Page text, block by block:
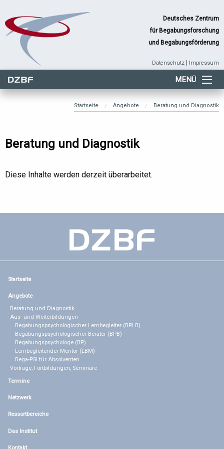
Deutsches Zentrum
für Begabungsforschung
und Begabungsförderung
Datenschutz Impressum
MENÜ
Startseite Angebote Beratung und Diagnostik
Beratung und Diagnostik
Diese Inhalte werden derzeit überarbeitet.
Startseite
Angebote
Beratung und Diagnostik
Aus- und Weiterbildungen
Begabungspsychologischer Lernbegleiter (BPLB)
Begabungspsychologischer Berater (BPB)
Begabungspsychologe (BP)
Lernbegleitender Mentor (LBM)
Bega-PSI für Absolventen
Vorträge, Fortbildungen, Seminare
Termine
Netzwerk
Ressortbereiche
Das Institut